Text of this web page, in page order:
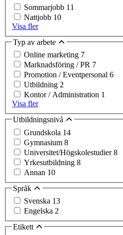
Sommarjobb 11
Nattjobb 10
Visa fler
Typ av arbete
Online marketing 7
Marknadsföring / PR 7
Promotion / Eventpersonal 6
Utbildning 2
Kontor / Administration 1
Visa fler
Utbildningsnivå
Grundskola 14
Gymnasium 8
Universitet/Högskolestudier8
Yrkesutbildning 8
Annan 10
Språk
Svenska 13
Engelska 2
Etikett